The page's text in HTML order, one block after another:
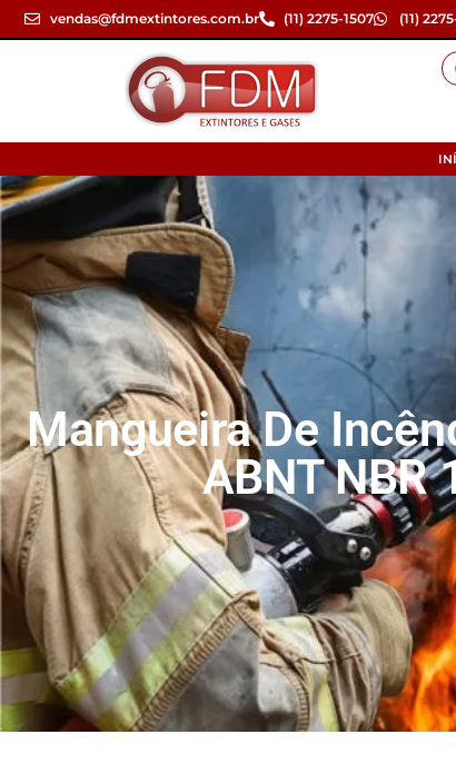
vendas@fdmextintores.com.br (11) 2275-1507 (11)
Mangueira De
ABNT NBR